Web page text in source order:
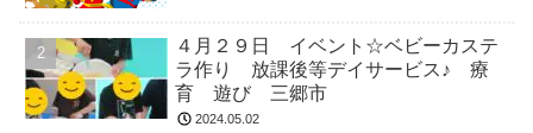
４月２９日 イベント☆ベビーカステ
ラ作り 放課後等デイサービス♪ 療
育 遊び 三郷市
2024.05.02